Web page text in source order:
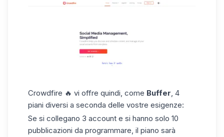
Crowdfire 🔥 vi offre quindi, come Buffer , 4
piani diversi a seconda delle vostre esigenze:
Se si collegano 3 account e si hanno solo 10
pubblicazioni da programmare, il piano sarà